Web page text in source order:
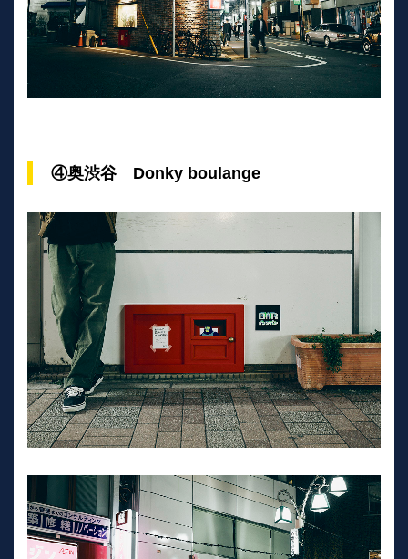
④奥渋谷 Donky boulange